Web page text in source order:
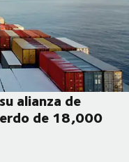
alianza de
de 18,000
de descarbonización